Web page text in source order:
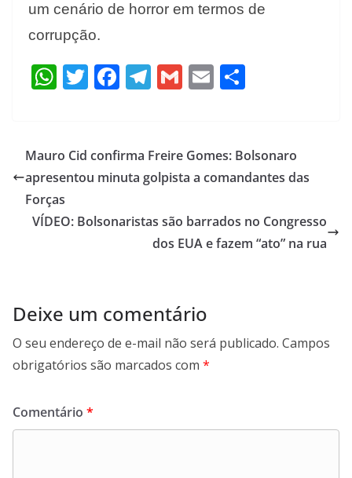
um cenário de horror em termos de
corrupção.
W
s
A
p
p
T
er
F
b
o
k
T
gr
a
G
l
E
l e
Mauro Cid confirma Freire Gomes: Bolsonaro
apresentou minuta golpista a comandantes das
Forças
VÍDEO: Bolsonaristas são barrados no Congresso
dos EUA e fazem “ato” na rua
Deixe um comentário
O seu endereço de e-mail não será publicado. Campos
obrigatórios são marcados com *
Comentário *